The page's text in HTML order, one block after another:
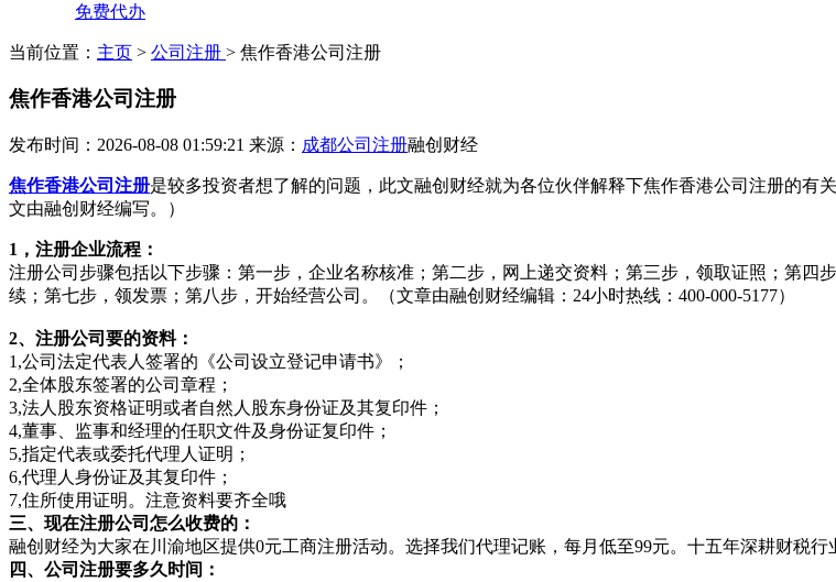
免费代办
当前位置： 主页 > 公司注册 > 焦作香港公司注册
焦作香港公司注册
发布时间：2026-08-08 01:59:21 来源： 成都公司注册融创财经
焦作香港公司注册是较多投资者想了解的问题，此文融创财经就为各位伙伴解释下焦作香港公司注册的
文由融创财经编写。）
1，注册企业流程：
注册公司步骤包括以下步骤：第一步，企业名称核准；第二步，网上递交资料；第三步，领取证照；第
续；第七步，领发票；第八步，开始经营公司。（文章由融创财经编辑：24小时热线：400-000-5177）
2、注册公司要的资料：
1,公司法定代表人签署的《公司设立登记申请书》；
2,全体股东签署的公司章程；
3,法人股东资格证明或者自然人股东身份证及其复印件；
4,董事、监事和经理的任职文件及身份证复印件；
5,指定代表或委托代理人证明；
6,代理人身份证及其复印件；
7,住所使用证明。注意资料要齐全哦
三、现在注册公司怎么收费的：
融创财经为大家在川渝地区提供0元工商注册活动。选择我们代理记账，每月低至99元。十五年深耕财税
四、公司注册要多久时间：